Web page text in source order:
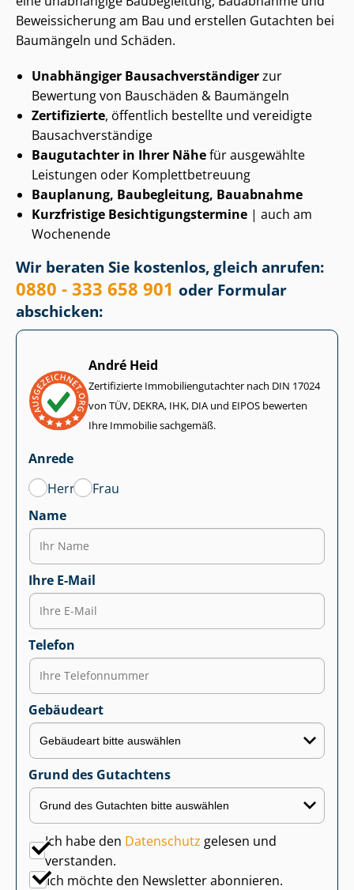
Beweissicherung am Bau und erstellen Gutachten bei
Baumängeln und Schäden.
Unabhängiger Bau­sach­ver­stän­di­gerzur
Bewertung von Bauschäden & Baumängeln
Zertifizierte, öffentlich bestellte und vereidigte
Bau­sach­ver­stän­di­ge
Baugutachter in Ihrer Nähefür ausgewählte
Leistungen oder Kom­plett­be­treu­ung
Bauplanung, Baubegleitung, Bauabnahme
Kurzfristige Be­sich­ti­gungs­ter­mi­ne | auch am
Wochenende
Wir beraten Sie kostenlos, gleich anrufen:
0880 - 333 658 901 oder Formular
abschicken:
André Heid
Zertifizierte Im­mo­bi­li­en­gut­ach­ter nach DIN 17024
von TÜV, DEKRA, IHK, DIA und EIPOS bewerten
Ihre Immobilie sachgemäß.
Anrede
Herr
Frau
Name
Ihre E-Mail
Telefon
Gebäudeart
Grund des Gutachtens
Ich habe den Datenschutz gelesen und
verstanden.
Ich möchte den Newsletter abonnieren.